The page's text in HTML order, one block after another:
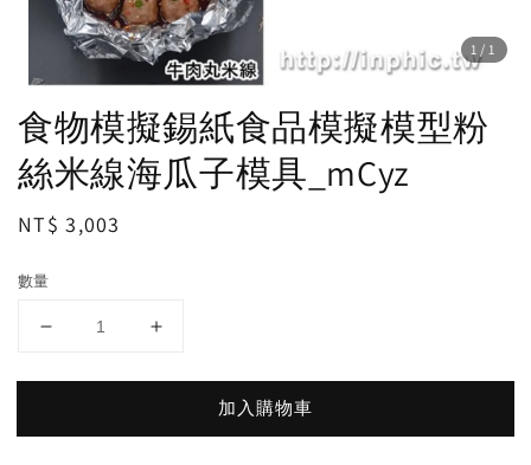
1 /1
食物模擬錫紙食品模擬模型粉
絲米線海瓜子模具_mCyz
Regular
NT$ 3,003
數量
加入購物車